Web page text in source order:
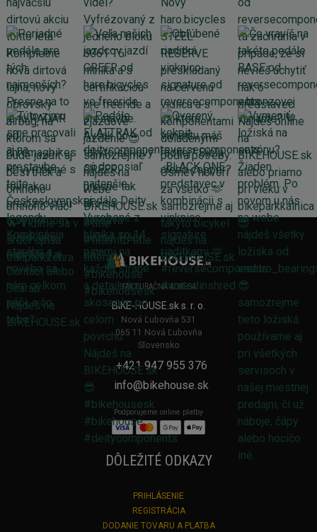
FAKTURAČNÁ ADRESA
BIKE-HOUSE.sk s. r. o.
Nová Ľubovňa 531
065 11 Nová Ľubovňa
Slovensko
+421 947 955 376
info@bikehouse.sk
Podporujeme online platby
DÔLEŽITÉ ODKAZY
PRIHLÁSENIE
REGISTRÁCIA
DODANIE TOVARU A PLATBA